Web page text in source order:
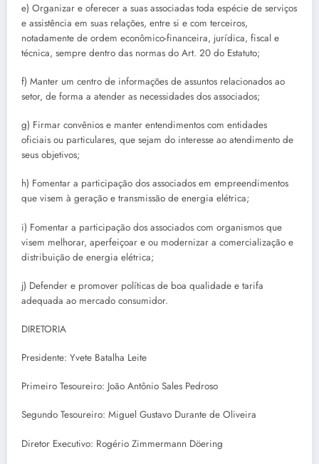
e) Organizar e oferecer a suas associadas toda espécie de serviços
e assistência em suas relações, entre si e com terceiros,
notadamente de ordem econômico-financeira, jurídica, fiscal e
técnica, sempre dentro das normas do Art. 20 do Estatuto;
f) Manter um centro de informações de assuntos relacionados ao
setor, de forma a atender as necessidades dos associados;
g) Firmar convênios e manter entendimentos com entidades
oficiais ou particulares, que sejam do interesse ao atendimento de
seus objetivos;
h) Fomentar a participação dos associados em empreendimentos
que visem à geração e transmissão de energia elétrica;
i) Fomentar a participação dos associados com organismos que
visem melhorar, aperfeiçoar e ou modernizar a comercialização e
distribuição de energia elétrica;
j) Defender e promover políticas de boa qualidade e tarifa
adequada ao mercado consumidor.
DIRETORIA
Presidente: Yvete Batalha Leite
Primeiro Tesoureiro: João Antônio Sales Pedroso
Segundo Tesoureiro: Miguel Gustavo Durante de Oliveira
Diretor Executivo: Rogério Zimmermann Döering